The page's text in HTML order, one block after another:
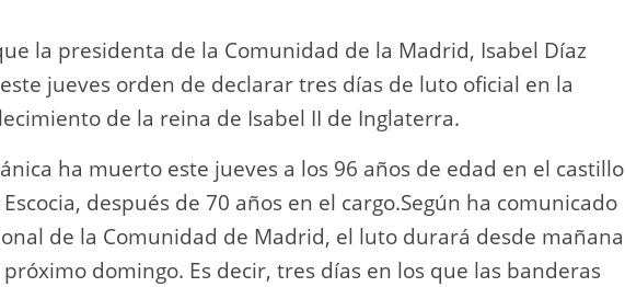
la presidenta de la Comunidad de la Madrid, Isabel Díaz
jueves orden de declarar tres días de luto oficial en la
de la reina de Isabel II de Inglaterra.
ha muerto este jueves a los 96 años de edad en el castillo
después de 70 años en el cargo.Según ha comunicado
de la Comunidad de Madrid, el luto durará desde mañana
domingo. Es decir, tres días en los que las banderas